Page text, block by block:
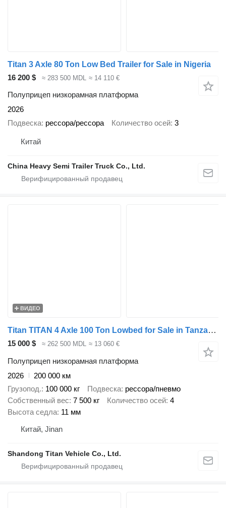
Titan 3 Axle 80 Ton Low Bed Trailer for Sale in Nigeria
16 200 $
≈ 283 500 MDL ≈ 14 110 €
Полуприцеп низкорамная платформа
2026
Подвеска рессора/рессора Количество осей 3
Китай
China Heavy Semi Trailer Truck Co., Ltd.
ВИДЕО
Titan TITAN 4 Axle 100 Ton Lowbed for Sale in Tanzania
15 000 $ ≈ 262 500 MDL ≈ 13 060 €
Полуприцеп низкорамная платформа
2026
200 000 км
Грузопод. 100 000 кг Подвеска рессора/пневмо
Собственный вес 7 500 кг Количество осей 4
Высота седла 11 мм
Китай, Jinan
Shandong Titan Vehicle Co., Ltd.